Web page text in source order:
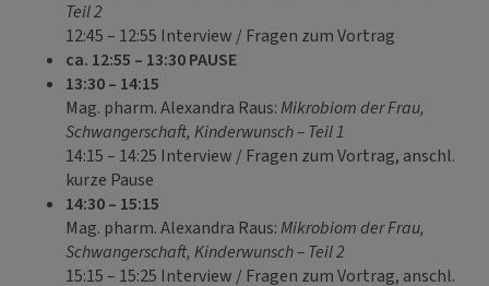
Teil 2
12:45 – 12:55 Interview / Fragen zum Vortrag
ca. 12:55 – 13:30 PAUSE
13:30 – 14:15
Mag. pharm. Alexandra Raus:Mikrobiom der Frau,
Schwangerschaft, Kinderwunsch – Teil 1
14:15 – 14:25 Interview / Fragen zum Vortrag, anschl.
kurze Pause
14:30 – 15:15
Mag. pharm. Alexandra Raus:Mikrobiom der Frau,
Schwangerschaft, Kinderwunsch – Teil 2
15:15 – 15:25 Interview / Fragen zum Vortrag, anschl.